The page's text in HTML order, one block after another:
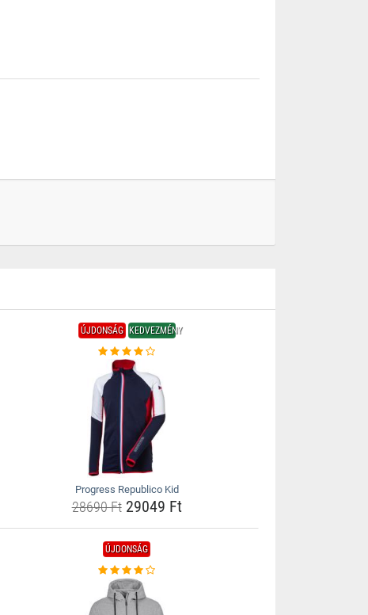
ÚJDONSÁG KEDVEZMÉNY
Progress Republico Kid
28690 Ft29049 Ft
ÚJDONSÁG